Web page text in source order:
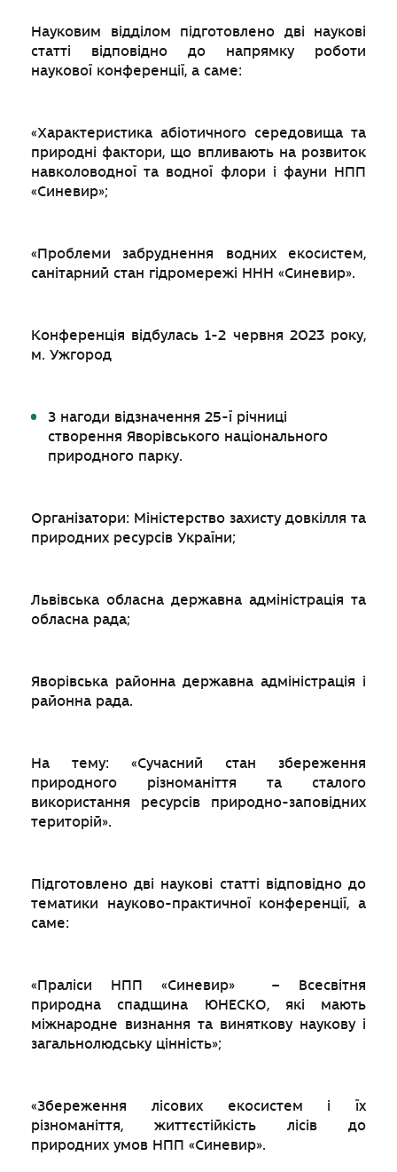
Науковим відділом підготовлено дві наукові
статті відповідно до напрямку роботи
наукової конференції, а саме:
«Характеристика абіотичного середовища та
природні фактори, що впливають на розвиток
навколоводної та водної флори і фауни НПП
«Синевир»;
«Проблеми забруднення водних екосистем,
санітарний стан гідромережі ННН «Синевир».
Конференція відбулась 1-2 червня 2023 року,
м. Ужгород
З нагоди відзначення 25-ї річниці
створення Яворівського національного
природного парку.
Організатори: Міністерство захисту довкілля та
природних ресурсів України;
Львівська обласна державна адміністрація та
обласна рада;
Яворівська районна державна адміністрація і
районна рада.
На тему: «Сучасний стан збереження
природного різноманіття та сталого
використання ресурсів природно-заповідних
територій».
Підготовлено дві наукові статті відповідно до
тематики науково-практичної конференції, а
саме:
«Праліси НПП «Синевир» – Всесвітня
природна спадщина ЮНЕСКО, які мають
міжнародне визнання та виняткову наукову і
загальнолюдську цінність»;
«Збереження лісових екосистем і їх
різноманіття, життєстійкість лісів до
природних умов НПП «Синевир».